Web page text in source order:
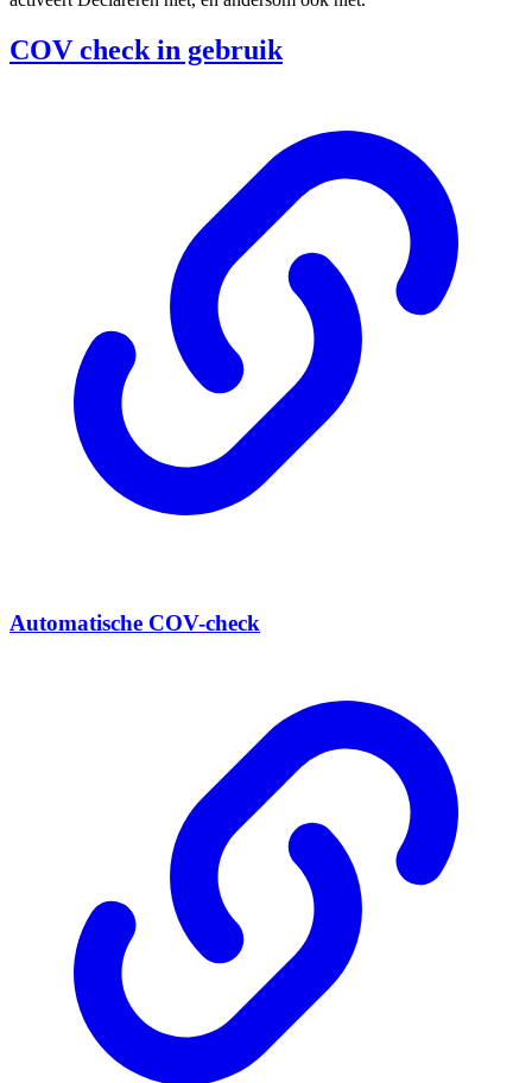
COV check in gebruik
Automatische COV-check